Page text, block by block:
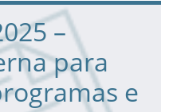
–
para
e